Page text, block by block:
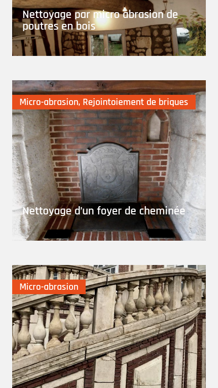
Nettoyage par micro abrasion de
poutres en bois
Micro-abrasion, Rejointoiement de briques
Nettoyage d’un foyer de cheminée
Micro-abrasion